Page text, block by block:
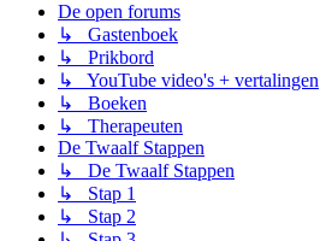
De open forums
↳ Gastenboek
↳ Prikbord
↳ YouTube video's + vertalingen
↳ Boeken
↳ Therapeuten
De Twaalf Stappen
↳ De Twaalf Stappen
↳ Stap 1
↳ Stap 2